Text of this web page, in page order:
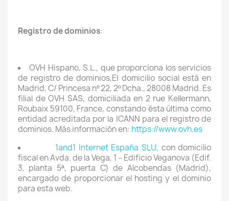
Registro de dominios:
OVH Hispano, S.L., que proporciona los servicios
de registro de dominios,El domicilio social está en
Madrid, C/ Princesa nº 22, 2º Dcha., 28008 Madrid. Es
filial de OVH SAS, domiciliada en 2 rue Kellermann,
Roubaix 59100, France, constando ésta última como
entidad acreditada por la ICANN para el registro de
dominios. Más información en: https://www.ovh.es
1and1 Internet España SLU, con domicilio
fiscal en Avda. de la Vega, 1 – Edificio Veganova (Edif.
3, planta 5ª, puerta C) de Alcobendas (Madrid),
encargado de proporcionar el hosting y el dominio
para esta web.